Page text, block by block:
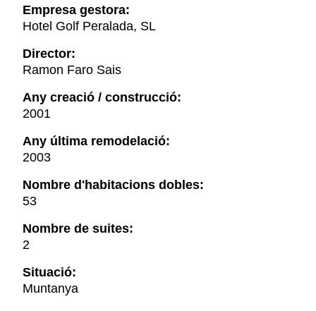
Empresa gestora:
Hotel Golf Peralada, SL
Director:
Ramon Faro Sais
Any creació / construcció:
2001
Any última remodelació:
2003
Nombre d'habitacions dobles:
53
Nombre de suites:
2
Situació:
Muntanya